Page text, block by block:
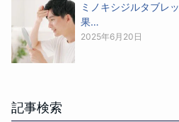
ミノキシジルタブレ
果…
2025年6月20日
記事検索